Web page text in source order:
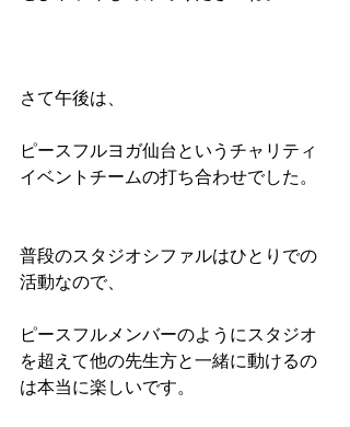
さて午後は、
ピースフルヨガ仙台というチャリティ
イベントチームの打ち合わせでした。
普段のスタジオシファルはひとりでの
活動なので、
ピースフルメンバーのようにスタジオ
を超えて他の先生方と一緒に動けるの
は本当に楽しいです。